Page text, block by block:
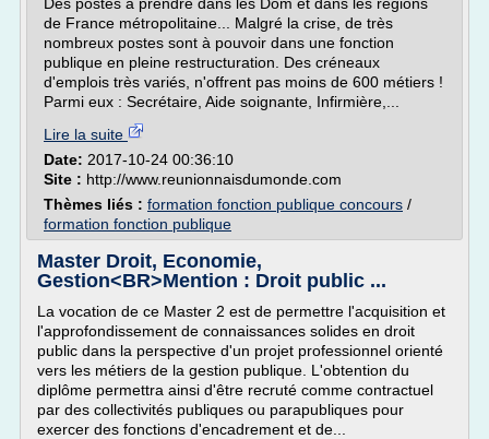
de France métropolitaine... Malgré la crise, de très
nombreux postes sont à pouvoir dans une fonction
publique en pleine restructuration. Des créneaux
d'emplois très variés, n'offrent pas moins de 600 métiers !
Parmi eux : Secrétaire, Aide soignante, Infirmière,...
Lire la suite
Date: 2017-10-24 00:36:10
Site : http://www.reunionnaisdumonde.com
Thèmes liés : formation fonction publique concours /
formation fonction publique
Master Droit, Economie,
Gestion<BR>Mention : Droit public ...
La vocation de ce Master 2 est de permettre l'acquisition et
l'approfondissement de connaissances solides en droit
public dans la perspective d'un projet professionnel orienté
vers les métiers de la gestion publique. L'obtention du
diplôme permettra ainsi d'être recruté comme contractuel
par des collectivités publiques ou parapubliques pour
exercer des fonctions d'encadrement et de...